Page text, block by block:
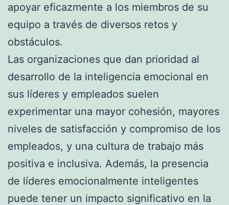
apoyar eficazmente a los miembros de su
equipo a través de diversos retos y
obstáculos.
Las organizaciones que dan prioridad al
desarrollo de la inteligencia emocional en
sus líderes y empleados suelen
experimentar una mayor cohesión, mayores
niveles de satisfacción y compromiso de los
empleados, y una cultura de trabajo más
positiva e inclusiva. Además, la presencia
de líderes emocionalmente inteligentes
puede tener un impacto significativo en la